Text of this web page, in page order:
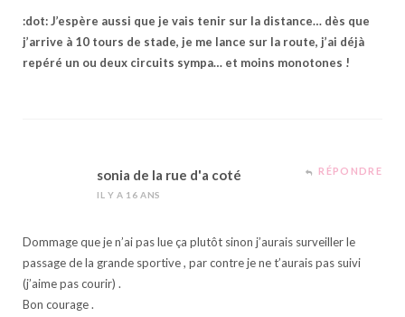
:dot: J’espère aussi que je vais tenir sur la distance… dès que
j’arrive à 10 tours de stade, je me lance sur la route, j’ai déjà
repéré un ou deux circuits sympa… et moins monotones !
sonia de la rue d'a coté
IL Y A 16 ANS
RÉPONDRE
Dommage que je n’ai pas lue ça plutôt sinon j’aurais surveiller le
passage de la grande sportive , par contre je ne t’aurais pas suivi
(j’aime pas courir) .
Bon courage .